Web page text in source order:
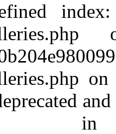
/var/